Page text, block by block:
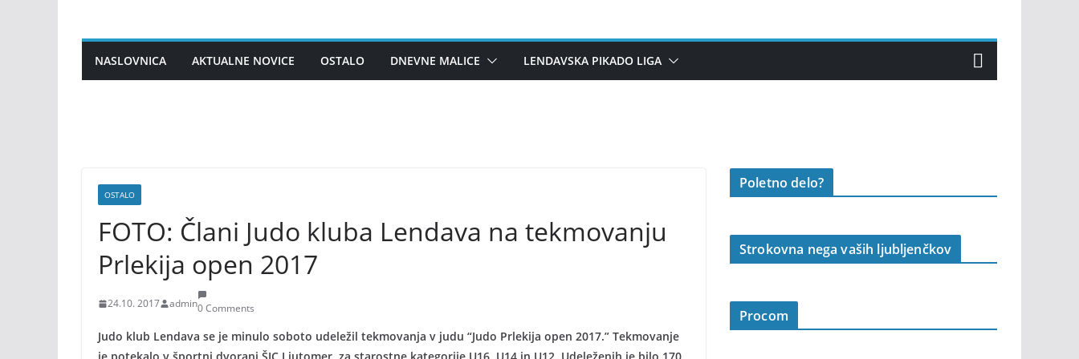
contentNASLOVNICA AKTUALNE NOVICE OSTALO DNEVNE MALICE LENDAVSKA PIKADO LIGA
OSTALO
FOTO: Člani Judo kluba Lendava na tekmovanju
Prlekija open 2017
24.10. 2017 admin0 Comments
Judo klub Lendava se je minulo soboto udeležil tekmovanja v judu “Judo Prlekija open 2017.” Tekmovanje
Poletno delo?
Strokovna nega vaših ljubljenčkov
Procom